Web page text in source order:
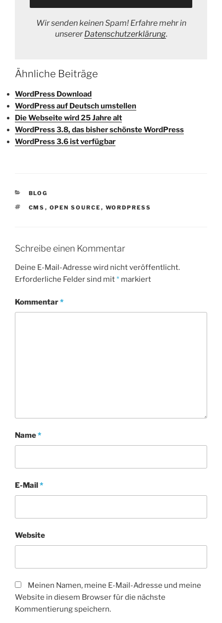
Wir senden keinen Spam! Erfahre mehr in
unsererDatenschutzerklärung.
Ähnliche Beiträge
WordPress Download
WordPress auf Deutsch umstellen
Die Webseite wird 25 Jahre alt
WordPress 3.8, das bisher schönste WordPress
WordPress 3.6 ist verfügbar
KATEGORIEN
BLOG
SCHLAGWÖRTER
CMS , OPEN SOURCE , WORDPRESS
Schreibe einen Kommentar
Deine E-Mail-Adresse wird nicht veröffentlicht.
Erforderliche Felder sind mit* markiert
Kommentar*
Name*
E-Mail *
Website
Meinen Namen, meine E-Mail-Adresse und meine
Website in diesem Browser für die nächste
Kommentierung speichern.